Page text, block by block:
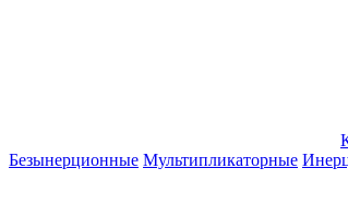
Безынерционные Мультипликаторные